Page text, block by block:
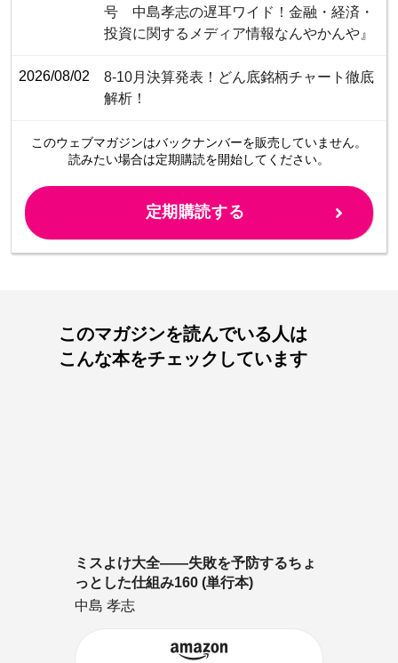
号 中島孝志の遅耳ワイド！金融・経済・
投資に関するメディア情報なんやかんや』
2026/08/02
8-10月決算発表！どん底銘柄チャート徹底
解析！
このウェブマガジンはバックナンバーを販売していません。
読みたい場合は定期購読を開始してください。
定期購読する
このマガジンを読んでいる人は
こんな本をチェックしています
ミスよけ大全――失敗を予防するちょ
っとした仕組み160 (単行本)
中島 孝志